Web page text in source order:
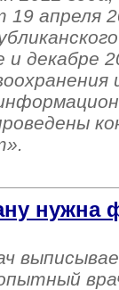
19 апреля
декабре
нужна